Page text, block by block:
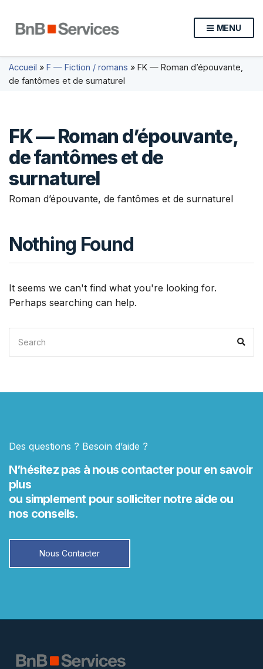
MENU
Accueil » F — Fiction / romans » FK — Roman d’épouvante,
de fantômes et de surnaturel
FK — Roman d’épouvante,
de fantômes et de
surnaturel
Roman d’épouvante, de fantômes et de surnaturel
Nothing Found
It seems we can't find what you're looking for.
Perhaps searching can help.
Search
for:
Des questions ? Besoin d’aide ?
N’hésitez pas à nous contacter pour en savoir
plus
ou simplement pour solliciter notre aide ou
nos conseils.
Nous Contacter